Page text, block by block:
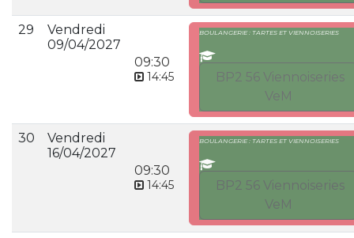
29
Vendredi
09/04/2027
09:30
14:45
BOULANGERIE : TARTES ET VIENNOISERIES
BP2 56 Viennoiseries
VeM
30
Vendredi
16/04/2027
09:30
14:45
BOULANGERIE : TARTES ET VIENNOISERIES
BP2 56 Viennoiseries
VeM